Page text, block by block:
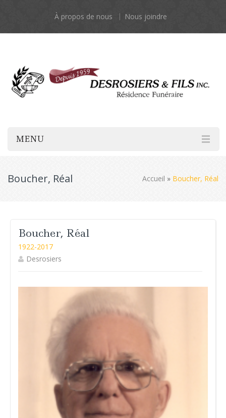
À propos de nous Nous joindre
MENU
Boucher, Réal Accueil » Boucher, Réal
Boucher, Réal
1922-2017
Desrosiers